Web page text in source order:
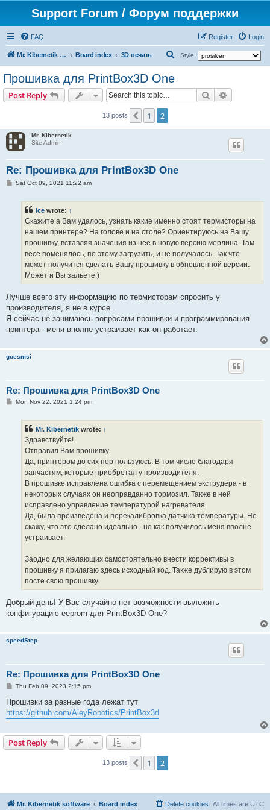
Support Forum / Форум поддержки
FAQ Login
Register
Mr. Kibernetik software Board index 3D печать Style:
Прошивка для PrintBox3D One
Post Reply Search
13 posts Previous
1 2
Mr. Kibernetik
Site Admin
Re: Прошивка для PrintBox3D One
PSat Oct 09, 2021 11:22 am
Ice wrote: ↑
Скажите а Вам удалось, узнать какие именно стоят термисторы на
нашем принтере? На голове и на столе? Ориентируюсь на Вашу
прошивку, вставляя значения из нее в новую версию мерлина. Там
весе поменялось, по этому загрузить, и не получалось. Так что
может получится сделать Вашу прошивку в обновленной версии.
Может и Вы зальете:)
Лучше всего эту информацию по термисторам спросить у
производителя, я не в курсе.
Я сейчас не занимаюсь вопросами прошивки и программирования
принтера - меня вполне устраивает как он работает.
guesmsi
Re: Прошивка для PrintBox3D One
PMon Nov 22, 2021 1:24 pm
Mr. Kibernetik wrote: ↑
Здравствуйте!
Отправил Вам прошивку.
Да, принтером до сих пор пользуюсь. В том числе благодаря
запчастям, которые приобретал у производителя.
В прошивке исправлена ошибка с перемещением экструдера - в
некоторых случаях он неоправданно тормозил. Также в ней
исправлено управление температурой нагревателя.
Да, была произведена и перекалибровка датчика температуры. Не
скажу, что это сделано идеально - но как получилось меня вполне
устраивает.
Заодно для желающих самостоятельно внести коррективы в
прошивку я прилагаю здесь исходный код. Также дублирую в этом
посте свою прошивку.
Добрый день! У Вас случайно нет возможности выложить
конфигурацию eeprom для PrintBox3D One?
speedStep
Re: Прошивка для PrintBox3D One
P
s
Thu Feb 09, 2023 2:15 pm
Прошивки за разные года лежат тут
https://github.com/AleyRobotics/PrintBox3d
Post Reply
13 posts Previous
1 2
Mr. Kibernetik software Board index All times are UTC
Delete cookies